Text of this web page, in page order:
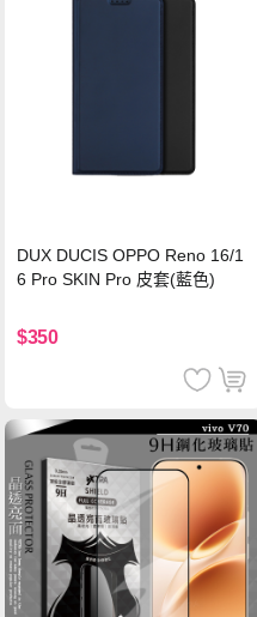
DUX DUCIS OPPO Reno 16/1
6 Pro SKIN Pro 皮套(藍色)
$350